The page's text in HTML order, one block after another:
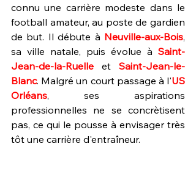
connu une carrière modeste dans le
football amateur, au poste de gardien
de but. Il débute à Neuville-aux-Bois,
sa ville natale, puis évolue à Saint-
Jean-de-la-Ruelle et Saint-Jean-le-
Blanc. Malgré un court passage à l'US
Orléans, ses aspirations
professionnelles ne se concrètisent
pas, ce qui le pousse à envisager très
tôt une carrière d'entraîneur.